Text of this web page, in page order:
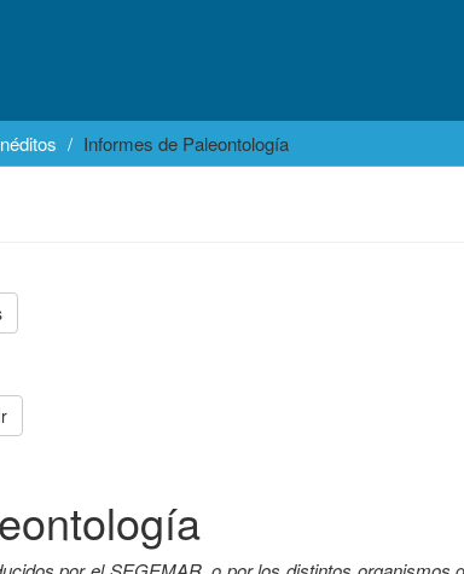
Informes de Paleontología